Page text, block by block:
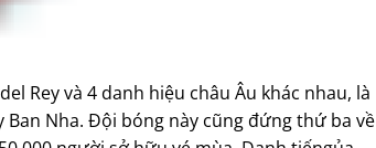
Rey và 4 danh hiệu châu Âu khác nhau, là
Nha. Đội bóng này cũng đứng thứ ba về